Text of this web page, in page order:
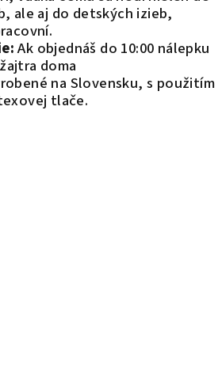
ale aj do detských izieb,
Ak objednáš do 10:00 nálepku
doma
na Slovensku, s použitím
tlače.